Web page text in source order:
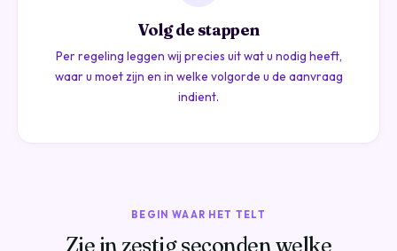
Volg de stappen
Per regeling leggen wij precies uit wat u nodig heeft,
waar u moet zijn en in welke volgorde u de aanvraag
indient.
BEGIN WAAR HET TELT
Zie in zestig seconden welke